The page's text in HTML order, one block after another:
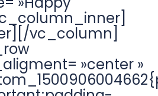
vc_column]
»center »